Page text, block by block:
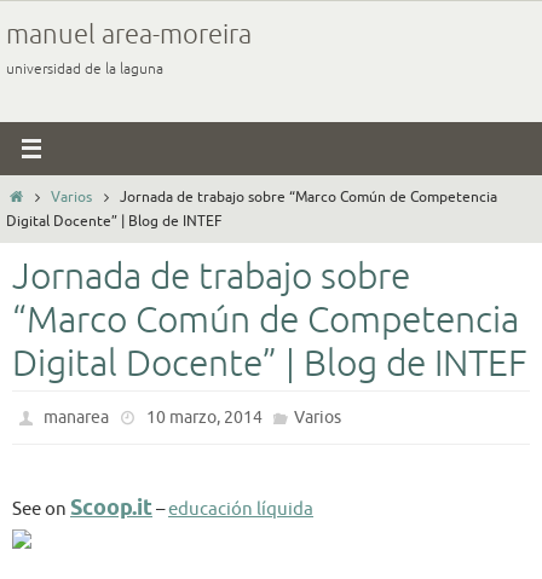
al
contenido
manuel area-moreira
universidad de la laguna
InicioVarios
Jornada de trabajo sobre “Marco Común de Competencia
Digital Docente” | Blog de INTEF
Jornada de trabajo sobre
“Marco Común de Competencia
Digital Docente” | Blog de INTEF
manarea 10 marzo, 2014 Varios
See on Scoop.it–educación líquida